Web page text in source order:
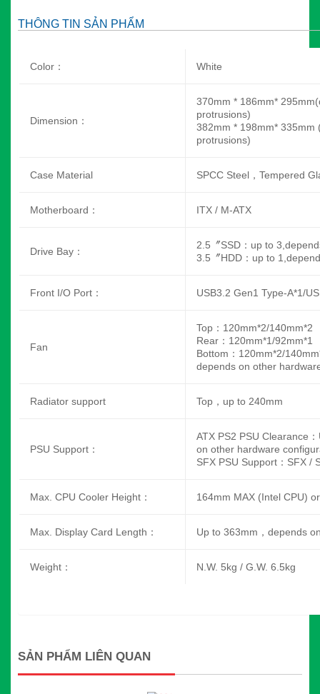
THÔNG TIN SẢN PHẨM
Color： White
Dimension：
370mm * 186mm*
protrusions)
382mm * 198mm* 335mm
protrusions)
Case Material SPCC Steel，Tempered
Motherboard： ITX / M-ATX
Drive Bay：
2.5〞SSD：up to
3.5〞HDD：up to
Front I/O Port： USB3.2 Gen1 Type-A*1/
Fan
Top：120mm*2/140mm*2
Rear：120mm*1/92mm*1
Bottom：120mm*2/
depends on other
Radiator support Top，up to 240mm
PSU Support：
ATX PS2 PSU Clearance
on other hardware
SFX PSU Support：SFX /
Max. CPU Cooler Height： 164mm MAX (Intel CPU)
Max. Display Card Length： Up to 363mm，depends
Weight： N.W. 5kg / G.W. 6.5kg
SẢN PHẨM LIÊN QUAN